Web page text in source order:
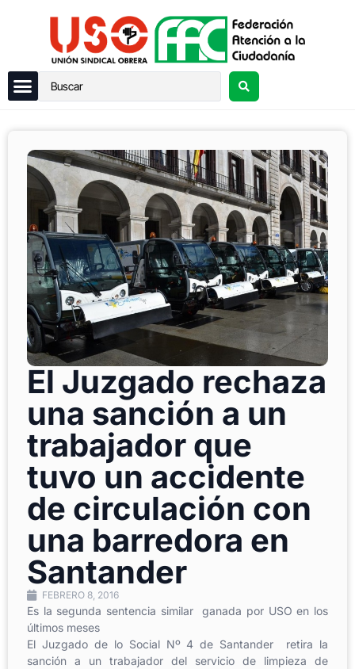
El Juzgado rechaza
una sanción a un
trabajador que
tuvo un accidente
de circulación con
una barredora en
Santander
FEBRERO 8, 2016
Es la segunda sentencia similar ganada por USO en los
últimos meses
El Juzgado de lo Social Nº 4 de Santander retira la
sanción a un trabajador del servicio de limpieza de